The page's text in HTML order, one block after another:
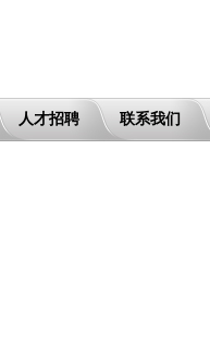
人才招聘 联系我们